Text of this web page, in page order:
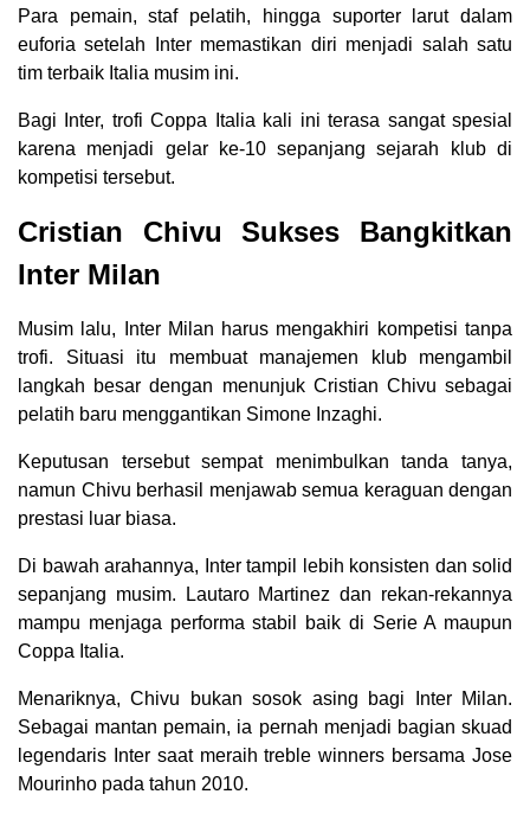
Para pemain, staf pelatih, hingga suporter larut dalam
euforia setelah Inter memastikan diri menjadi salah satu
tim terbaik Italia musim ini.
Bagi Inter, trofi Coppa Italia kali ini terasa sangat spesial
karena menjadi gelar ke-10 sepanjang sejarah klub di
kompetisi tersebut.
Cristian Chivu Sukses Bangkitkan
Inter Milan
Musim lalu, Inter Milan harus mengakhiri kompetisi tanpa
trofi. Situasi itu membuat manajemen klub mengambil
langkah besar dengan menunjuk Cristian Chivu sebagai
pelatih baru menggantikan Simone Inzaghi.
Keputusan tersebut sempat menimbulkan tanda tanya,
namun Chivu berhasil menjawab semua keraguan dengan
prestasi luar biasa.
Di bawah arahannya, Inter tampil lebih konsisten dan solid
sepanjang musim. Lautaro Martinez dan rekan-rekannya
mampu menjaga performa stabil baik di Serie A maupun
Coppa Italia.
Menariknya, Chivu bukan sosok asing bagi Inter Milan.
Sebagai mantan pemain, ia pernah menjadi bagian skuad
legendaris Inter saat meraih treble winners bersama Jose
Mourinho pada tahun 2010.